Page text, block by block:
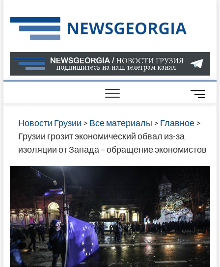
to
content
О
В
ГРУЗИИ
САЙТЕ
M
e
n
B
t
o
n
Новости Грузии > Все материалы > Главное>
Грузии грозит экономический обвал из-за
изоляции от Запада – обращение экономистов